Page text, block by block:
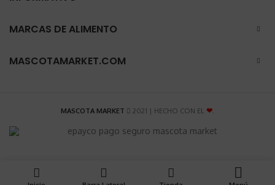
MARCAS DE ALIMENTO
MASCOTAMARKET.COM
MASCOTA MARKET 2021 | HECHO CON EL ❤.